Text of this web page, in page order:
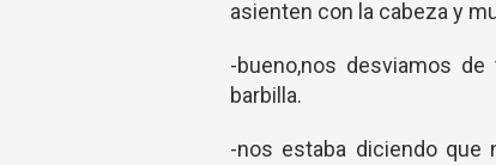
asienten con la cabeza y
-bueno,nos desviamos
barbilla.
-nos estaba diciendo